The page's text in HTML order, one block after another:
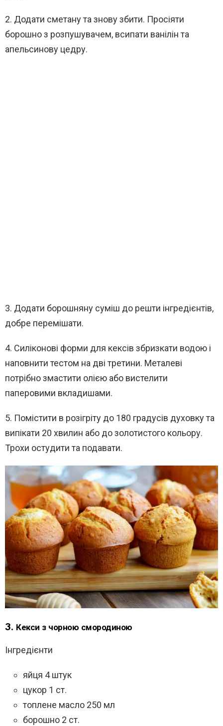
2. Додати сметану та знову збити. Просіяти
борошно з розпушувачем, всипати ванілін та
апельсинову цедру.
3. Додати борошняну суміш до решти інгредієнтів,
добре перемішати.
4. Силіконові форми для кексів збризкати водою і
наповнити тестом на дві третини. Металеві
потрібно змастити олією або вистелити
паперовими вкладишами.
5. Помістити в розігріту до 180 градусів духовку та
випікати 20 хвилин або до золотистого кольору.
Трохи остудити та подавати.
3. Кекси з чорною смородиною
Інгредієнти
яйця 4 штук
цукор 1 ст.
топлене масло 250 мл
борошно 2 ст.